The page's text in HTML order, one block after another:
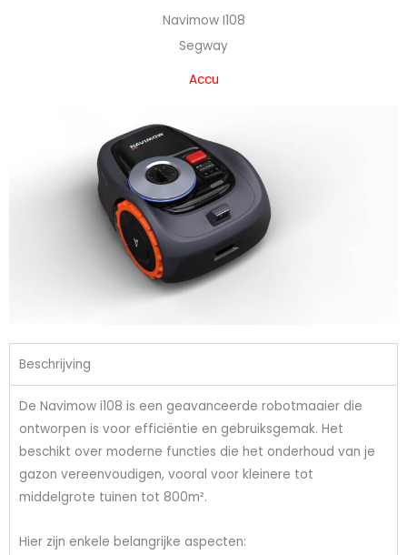
Navimow I108
Segway
Accu
Beschrijving
De Navimow i108 is een geavanceerde robotmaaier die
ontworpen is voor efficiëntie en gebruiksgemak. Het
beschikt over moderne functies die het onderhoud van je
gazon vereenvoudigen, vooral voor kleinere tot
middelgrote tuinen tot 800m².
Hier zijn enkele belangrijke aspecten: